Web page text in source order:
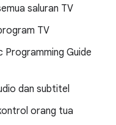
saluran TV
TV
Programming Guide
dan subtitel
orang tua